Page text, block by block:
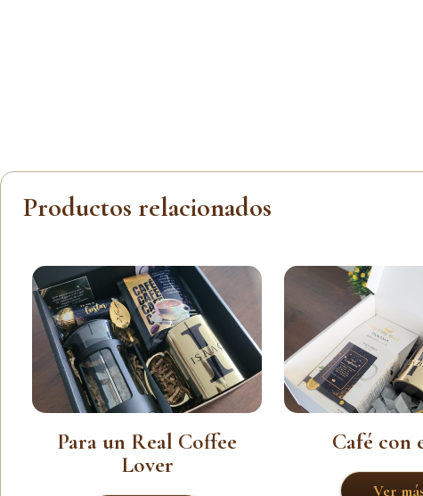
Productos relacionados
Para un Real Coffee
Lover
Café con
Ver